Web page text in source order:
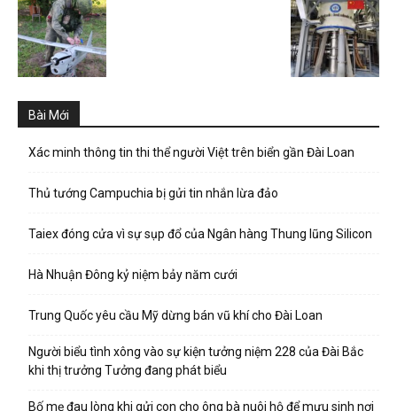
Bài Mới
Xác minh thông tin thi thể người Việt trên biển gần Đài Loan
Thủ tướng Campuchia bị gửi tin nhắn lừa đảo
Taiex đóng cửa vì sự sụp đổ của Ngân hàng Thung lũng Silicon
Hà Nhuận Đông kỷ niệm bảy năm cưới
Trung Quốc yêu cầu Mỹ dừng bán vũ khí cho Đài Loan
Người biểu tình xông vào sự kiện tưởng niệm 228 của Đài Bắc
khi thị trưởng Tưởng đang phát biểu
Bố mẹ đau lòng khi gửi con cho ông bà nuôi hộ để mưu sinh nơi